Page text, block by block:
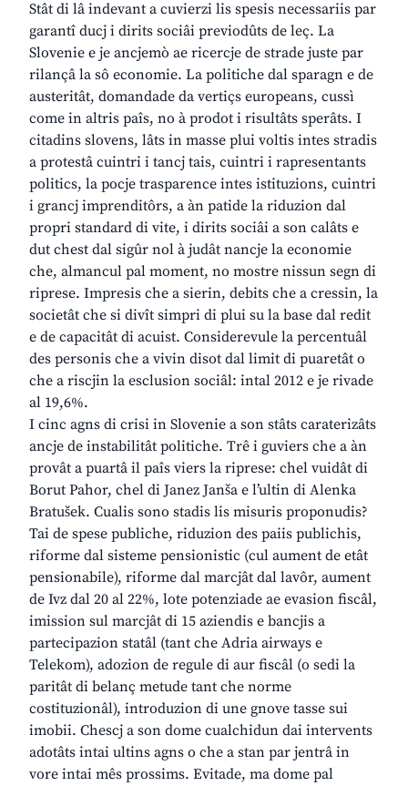
Stât di lâ indevant a cuvierzi lis spesis necessariis par
garantî ducj i dirits sociâi previodûts de leç. La
Slovenie e je ancjemò ae ricercje de strade juste par
rilançâ la sô economie. La politiche dal sparagn e de
austeritât, domandade da vertiçs europeans, cussì
come in altris paîs, no à prodot i risultâts sperâts. I
citadins slovens, lâts in masse plui voltis intes stradis
a protestâ cuintri i tancj tais, cuintri i rapresentants
politics, la pocje trasparence intes istituzions, cuintri
i grancj imprenditôrs, a àn patide la riduzion dal
propri standard di vite, i dirits sociâi a son calâts e
dut chest dal sigûr nol à judât nancje la economie
che, almancul pal moment, no mostre nissun segn di
riprese. Impresis che a sierin, debits che a cressin, la
societât che si divît simpri di plui su la base dal redit
e de capacitât di acuist. Considerevule la percentuâl
des personis che a vivin disot dal limit di puaretât o
che a riscjin la esclusion sociâl: intal 2012 e je rivade
al 19,6%.
I cinc agns di crisi in Slovenie a son stâts caraterizâts
ancje de instabilitât politiche. Trê i guviers che a àn
provât a puartâ il paîs viers la riprese: chel vuidât di
Borut Pahor, chel di Janez Janša e l’ultin di Alenka
Bratušek. Cualis sono stadis lis misuris proponudis?
Tai de spese publiche, riduzion des paiis publichis,
riforme dal sisteme pensionistic (cul aument de etât
pensionabile), riforme dal marcjât dal lavôr, aument
de Ivz dal 20 al 22%, lote potenziade ae evasion fiscâl,
imission sul marcjât di 15 aziendis e bancjis a
partecipazion statâl (tant che Adria airways e
Telekom), adozion de regule di aur fiscâl (o sedi la
paritât di belanç metude tant che norme
costituzionâl), introduzion di une gnove tasse sui
imobii. Chescj a son dome cualchidun dai intervents
adotâts intai ultins agns o che a stan par jentrâ in
vore intai mês prossims. Evitade, ma dome pal